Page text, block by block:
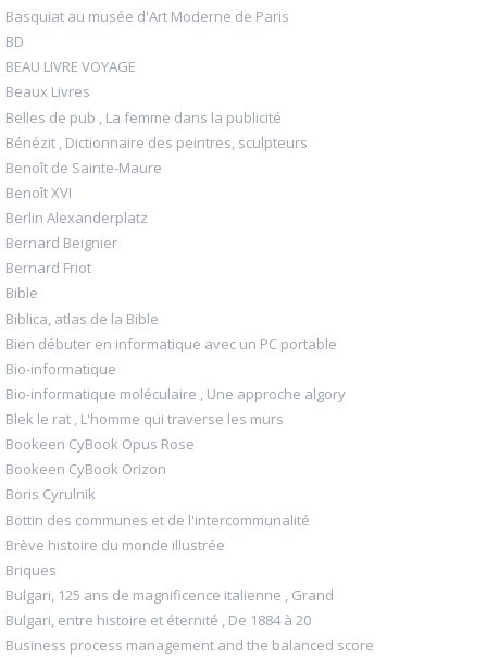
Basquiat au musée d'Art Moderne de Paris
BD
BEAU LIVRE VOYAGE
Beaux Livres
Belles de pub , La femme dans la publicité
Bénézit , Dictionnaire des peintres, sculpteurs
Benoît de Sainte-Maure
Benoît XVI
Berlin Alexanderplatz
Bernard Beignier
Bernard Friot
Bible
Biblica, atlas de la Bible
Bien débuter en informatique avec un PC portable
Bio-informatique
Bio-informatique moléculaire , Une approche algory
Blek le rat , L'homme qui traverse les murs
Bookeen CyBook Opus Rose
Bookeen CyBook Orizon
Boris Cyrulnik
Bottin des communes et de l'intercommunalité
Brève histoire du monde illustrée
Briques
Bulgari, 125 ans de magnificence italienne , Grand
Bulgari, entre histoire et éternité , De 1884 à 20
Business process management and the balanced score